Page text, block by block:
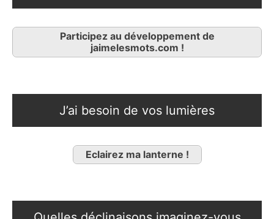
Participez au développement de
jaimelesmots.com !
J’ai besoin de vos lumières
Eclairez ma lanterne !